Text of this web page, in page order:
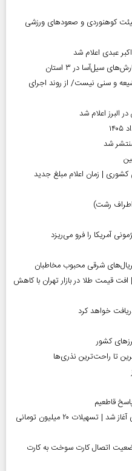
کوهنوردی و صعودهای ورزشی
عبدی اعلام شد
و سنی نیست/ از روند اجرای
البرز اعلام شد
شد
| زمان اعلام مبلغ جدید
رشت)
آمریکا را فرو می‌ریزد
شرقی محبوب مخاطبان
قیمت طلا و سکه امروز ۱۱ مرداد ۱۴۰۵ | افت قیمت طلا در بازار تهران با کاهش
خواهد کرد
تا راحت‌ترین نذری‌ها
قاطعیم
ثبت‌نام وام اربعین بازنشستگان کشوری آغاز شد | تسهیلات ۲۰ میلیون تومانی
وضعیت اتصال کارت سوخت به کارت